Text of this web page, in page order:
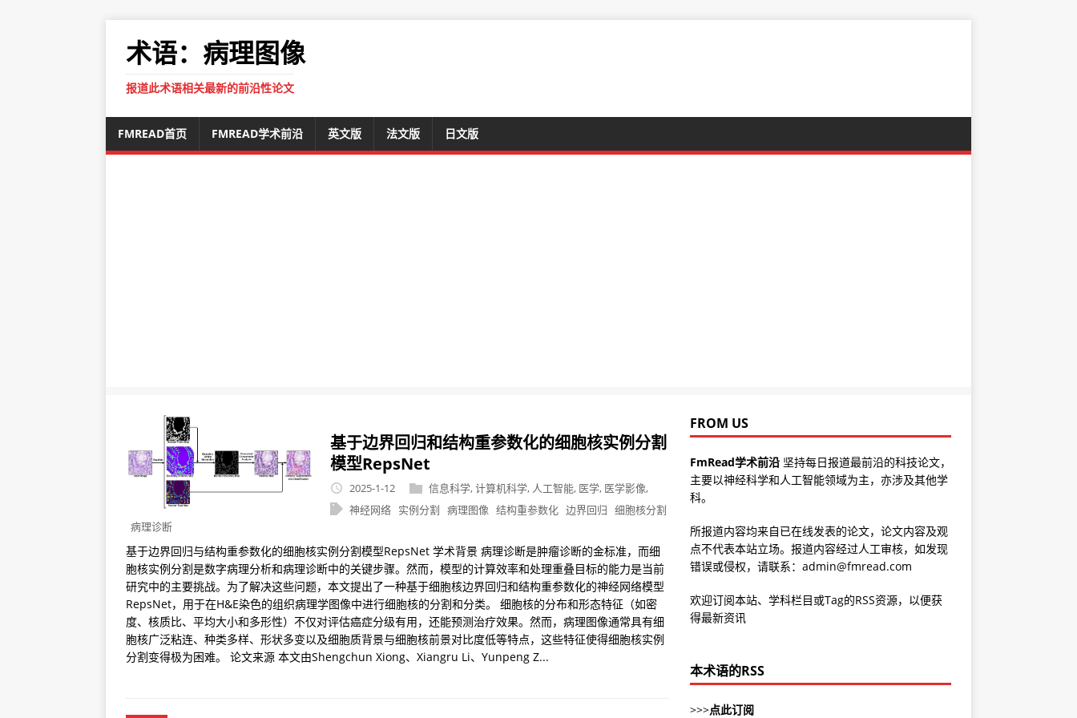
术语：病理图像
报道此术语相关最新的前沿性论文
FMREAD首页 FMREAD学术前沿 英文版 法文版 日文版
基于边界回归和结构重参数化的细胞核实例分割
模型RepsNet
2025-1-12 信息科学,计算机科学, 人工智能, 医学, 医学影像,
神经网络 实例分割 病理图像 结构重参数化 边界回归 细胞核分割
病理诊断
基于边界回归与结构重参数化的细胞核实例分割模型RepsNet 学术背景 病理诊断是肿瘤诊断的金标准，而细
胞核实例分割是数字病理分析和病理诊断中的关键步骤。然而，模型的计算效率和处理重叠目标的能力是当前
研究中的主要挑战。为了解决这些问题，本文提出了一种基于细胞核边界回归和结构重参数化的神经网络模型
RepsNet，用于在H&E染色的组织病理学图像中进行细胞核的分割和分类。 细胞核的分布和形态特征（如密
度、核质比、平均大小和多形性）不仅对评估癌症分级有用，还能预测治疗效果。然而，病理图像通常具有细
胞核广泛粘连、种类多样、形状多变以及细胞质背景与细胞核前景对比度低等特点，这些特征使得细胞核实例
分割变得极为困难。 论文来源 本文由Shengchun Xiong、Xiangru Li、Yunpeng Z...
FROM US
FmRead学术前沿坚持每日报道最前沿的科技论文，
主要以神经科学和人工智能领域为主，亦涉及其他学
科。
所报道内容均来自已在线发表的论文，论文内容及观
点不代表本站立场。报道内容经过人工审核，如发现
错误或侵权，请联系：admin@fmread.com
欢迎订阅本站、学科栏目或Tag的RSS资源，以便获
得最新资讯
本术语的RSS
>>>点此订阅